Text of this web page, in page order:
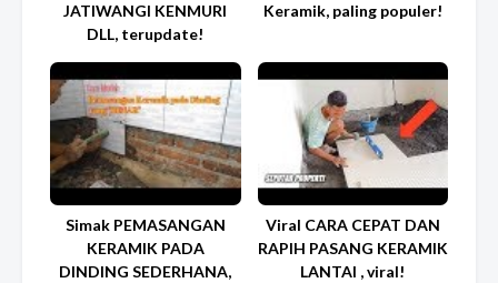
JATIWANGI KENMURI
DLL, terupdate!
Keramik, paling populer!
Simak PEMASANGAN
KERAMIK PADA
DINDING SEDERHANA,
Viral CARA CEPAT DAN
RAPIH PASANG KERAMIK
LANTAI , viral!